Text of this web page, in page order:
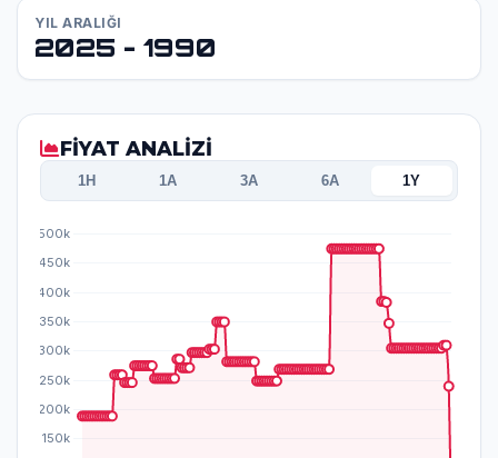
YIL ARALIĞI
2025 - 1990
FİYAT ANALİZİ
1H 1A 3A 6A 1Y